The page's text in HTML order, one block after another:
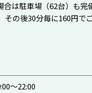
合は駐車場（62台）も完
その後30分毎に160円で
～22:00